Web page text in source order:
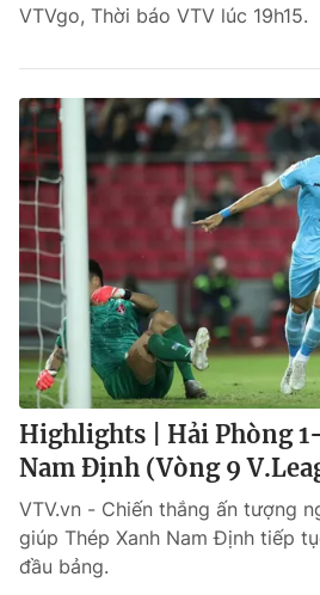
VTVgo, Thời báo VTV lúc 19h15.
Highlights | Hải Phòng
Nam Định (Vòng 9
VTV.vn - Chiến thắng ấn tượng
giúp Thép Xanh Nam Định tiếp
đầu bảng.